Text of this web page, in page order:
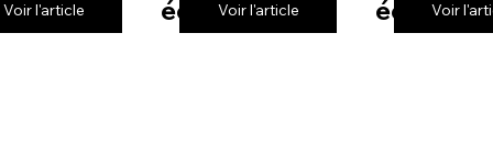
village
Voir l'article
écoleVoir l'article
écoleVoir